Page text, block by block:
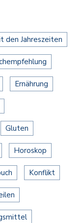
den Jahreszeiten
Ernährung
Gluten
Horoskop
Konflikt